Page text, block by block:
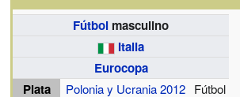
Fútbol masculino
Italia
Eurocopa
Plata
Polonia y Ucrania 2012 Fútbol